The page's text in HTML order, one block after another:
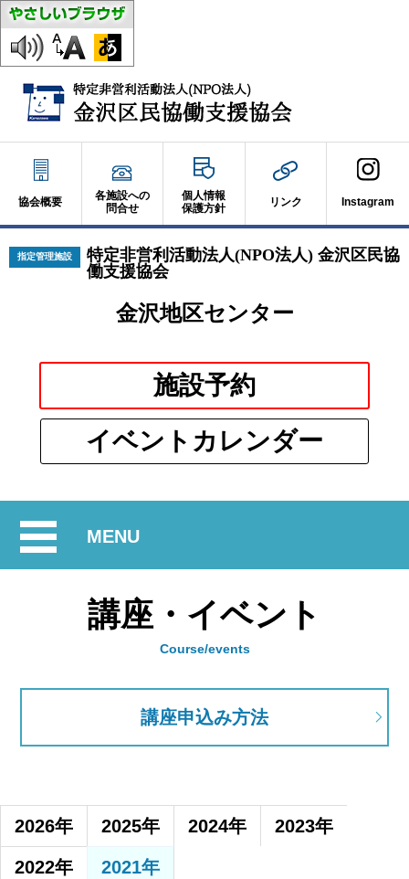
協会概要
各施設への
問合せ
個人情報
保護方針
リンク Instagram
特定非営利活動法人(NPO法人) 金沢区民協
働支援協会
指定管理施設
金沢地区センター
施設予約別
ウ
ィ
ン
開
イベント カレンダー別
ウ
ウ
MENU開
閉
講座・イベント
Course/events
講座申込み方法
2026年 2025年 2024年 2023年
2022年 2021年